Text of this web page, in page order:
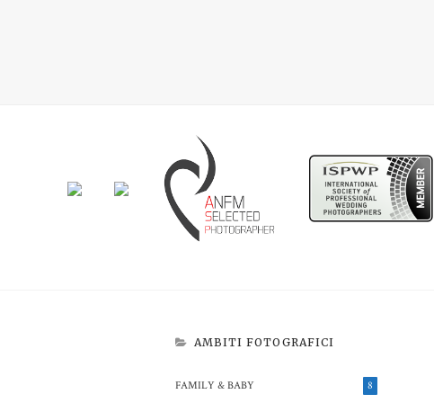
AMBITI FOTOGRAFICI
FAMILY & BABY 8